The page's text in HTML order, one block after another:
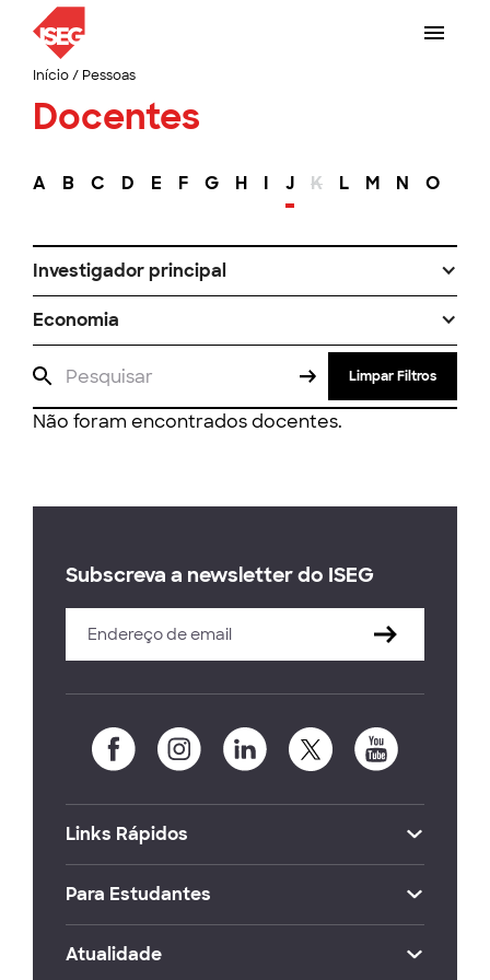
Início/ Pessoas
Docentes
A B C D E F G H I J K L M N O
Investigador principal
Economia
Limpar Filtros
Não foram encontrados docentes.
Subscreva a newsletter do ISEG
Links Rápidos
Para Estudantes
Atualidade